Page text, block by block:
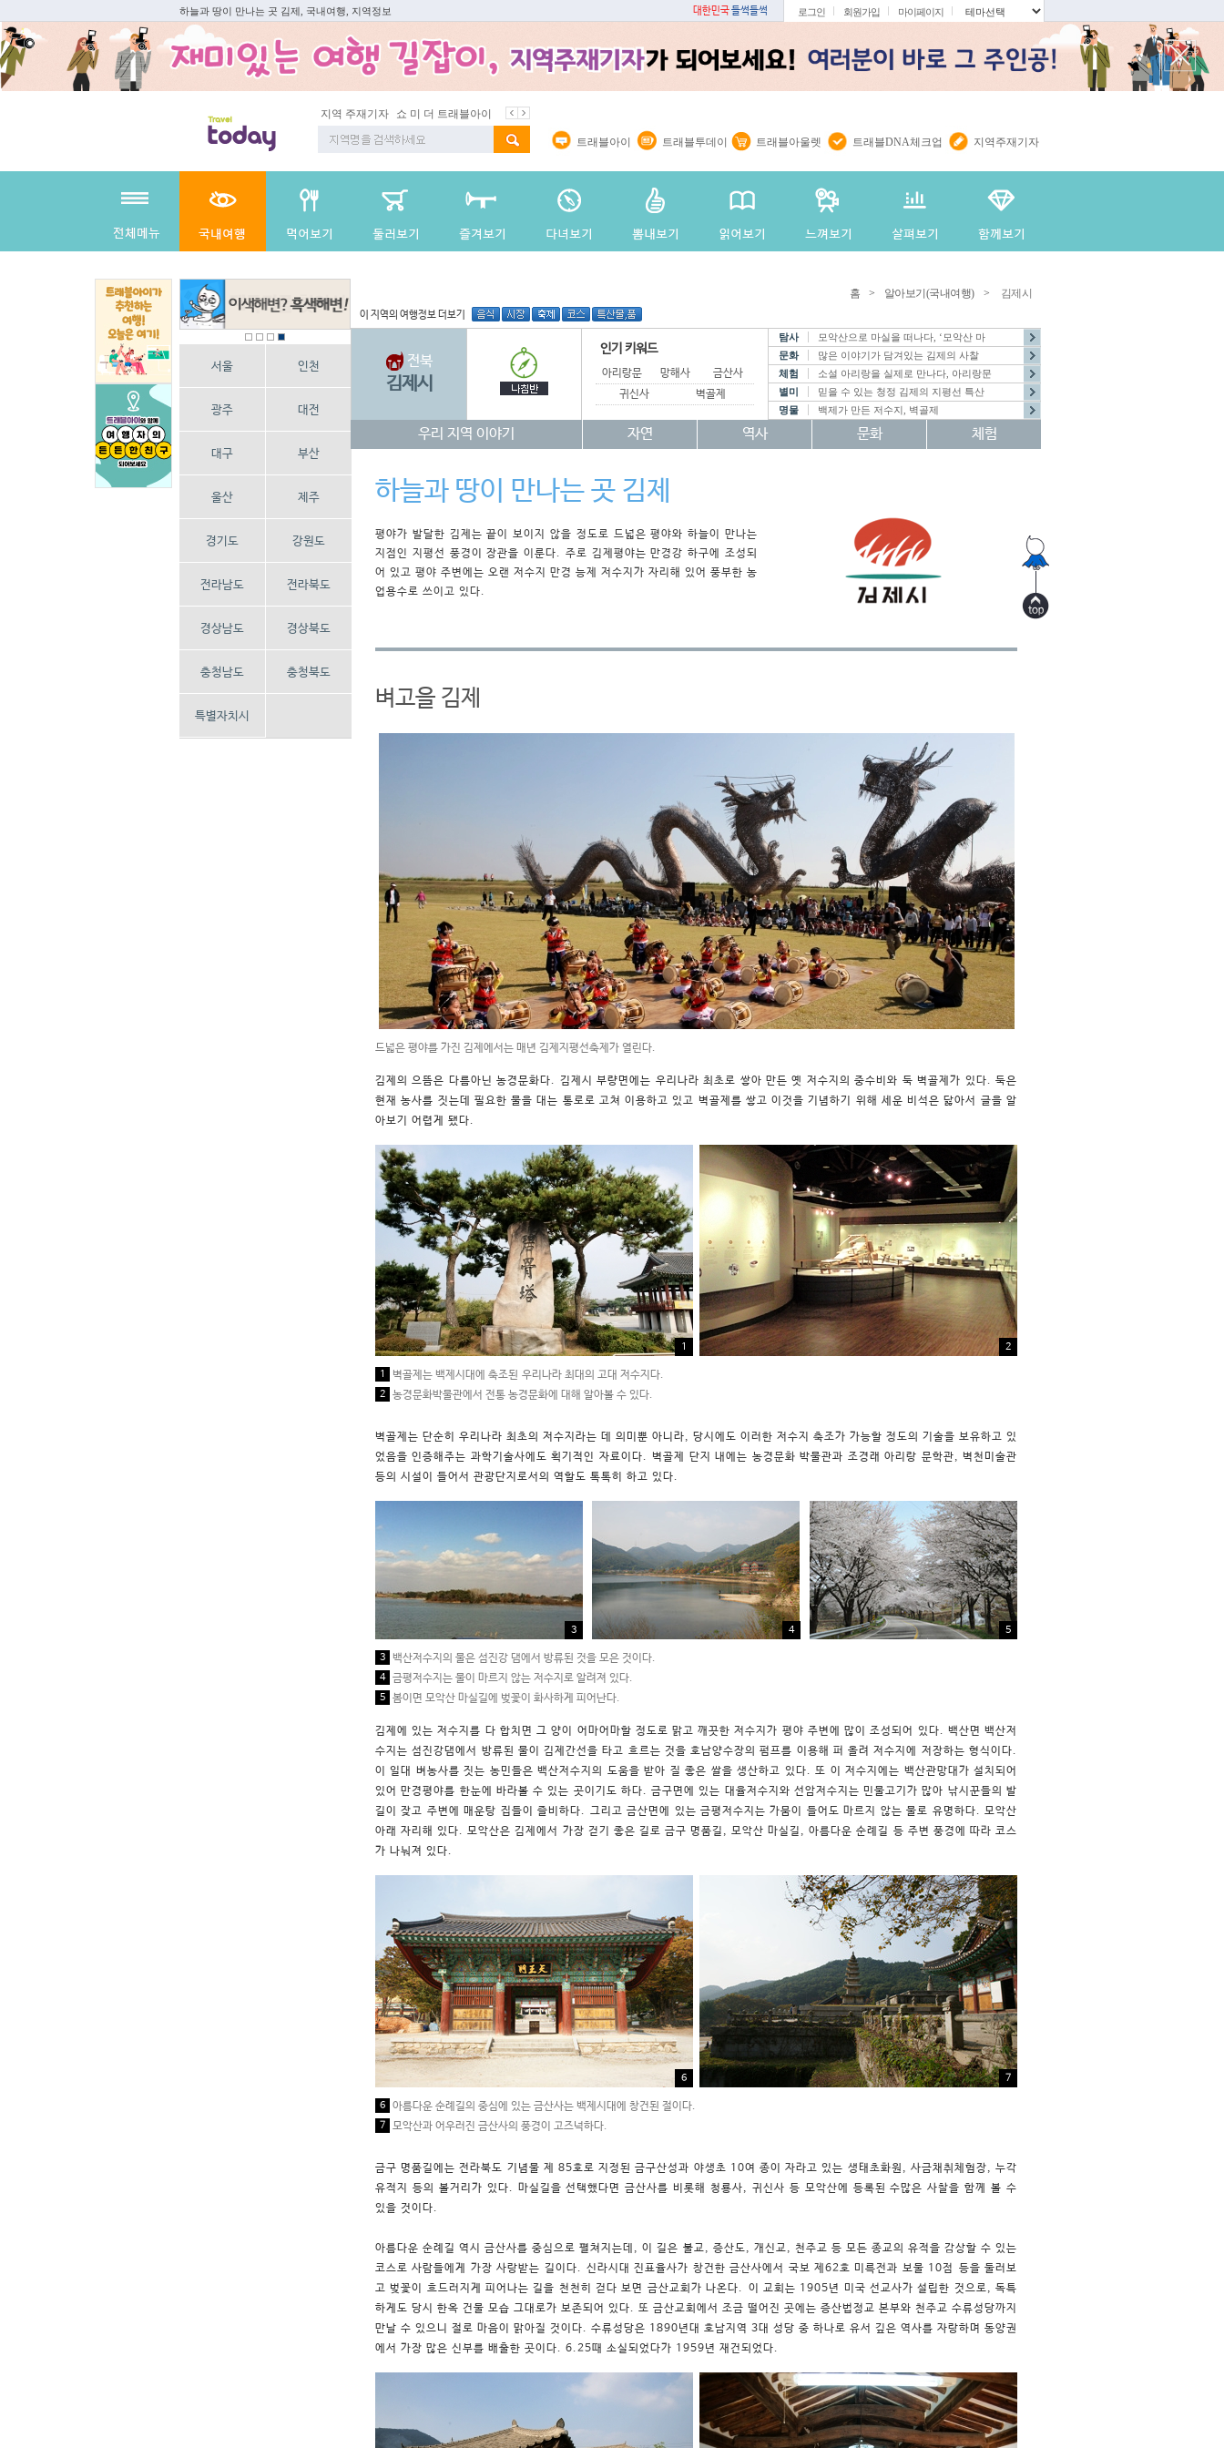
하늘과 땅이 만나는 곳 김제, 국내여행, 지역정보 대한민국들썩들썩 로그인 회원가입 마이페이지
봄꽃 벚꽃명소 봄철 별미
쇼 미 더 트래블아이
트래블아이 트래블투데이 트래블아울렛 트래블DNA체크업 지역주재기자
서울 인천
광주 대전
대구 부산
울산 제주
경기도 강원도
전라남도 전라북도
경상남도 경상북도
충청남도 충청북도
특별자치시
홈 > 알아보기(국내여행) > 김제시
이 지역의 여행정보 더보기
전북
김제시
인기 키워드
아리랑문학관망해사
금산사
귀신사
벽골제
탐사
모악산으로 마실을 떠나다, ‘모악산 마
문화
많은 이야기가 담겨있는 김제의 사찰
체험
소설 아리랑을 실제로 만나다, 아리랑문
별미
믿을 수 있는 청정 김제의 지평선 특산
명물
백제가 만든 저수지, 벽골제
우리 지역 이야기 자연 역사 문화 체험
하늘과 땅이 만나는 곳 김제
평야가 발달한 김제는 끝이 보이지 않을 정도로 드넓은 평야와 하늘이 만나는
지점인 지평선 풍경이 장관을 이룬다. 주로 김제평야는 만경강 하구에 조성되
어 있고 평야 주변에는 오랜 저수지 만경 능제 저수지가 자리해 있어 풍부한 농
업용수로 쓰이고 있다.
벼고을 김제
드넓은 평야를 가진 김제에서는 매년 김제지평선축제가 열린다.
김제의 으뜸은 다름아닌 농경문화다. 김제시 부량면에는 우리나라 최초로 쌓아 만든 옛 저수지의 중수비와 둑 벽골제가 있다. 둑은
현재 농사를 짓는데 필요한 물을 대는 통로로 고쳐 이용하고 있고 벽골제를 쌓고 이것을 기념하기 위해 세운 비석은 닳아서 글을 알
아보기 어렵게 됐다.
1 2
1 벽골제는 백제시대에 축조된 우리나라 최대의 고대 저수지다.
2 농경문화박물관에서 전통 농경문화에 대해 알아볼 수 있다.
벽골제는 단순히 우리나라 최초의 저수지라는 데 의미뿐 아니라, 당시에도 이러한 저수지 축조가 가능할 정도의 기술을 보유하고 있
었음을 인증해주는 과학기술사에도 획기적인 자료이다. 벽골제 단지 내에는 농경문화 박물관과 조경래 아리랑 문학관, 벽천미술관
등의 시설이 들어서 관광단지로서의 역할도 톡톡히 하고 있다.
3 4 5
3 백산저수지의 물은 섬진강 댐에서 방류된 것을 모은 것이다.
4 금평저수지는 물이 마르지 않는 저수지로 알려져 있다.
5 봄이면 모악산 마실길에 벚꽃이 화사하게 피어난다.
김제에 있는 저수지를 다 합치면 그 양이 어마어마할 정도로 맑고 깨끗한 저수지가 평야 주변에 많이 조성되어 있다. 백산면 백산저
수지는 섬진강댐에서 방류된 물이 김제간선을 타고 흐르는 것을 호남양수장의 펌프를 이용해 퍼 올려 저수지에 저장하는 형식이다.
이 일대 벼농사를 짓는 농민들은 백산저수지의 도움을 받아 질 좋은 쌀을 생산하고 있다. 또 이 저수지에는 백산관망대가 설치되어
있어 만경평야를 한눈에 바라볼 수 있는 곳이기도 하다. 금구면에 있는 대율저수지와 선암저수지는 민물고기가 많아 낚시꾼들의 발
길이 잦고 주변에 매운탕 집들이 즐비하다. 그리고 금산면에 있는 금평저수지는 가뭄이 들어도 마르지 않는 물로 유명하다. 모악산
아래 자리해 있다. 모악산은 김제에서 가장 걷기 좋은 길로 금구 명품길, 모악산 마실길, 아름다운 순례길 등 주변 풍경에 따라 코스
가 나눠져 있다.
6 7
6 아름다운 순례길의 중심에 있는 금산사는 백제시대에 창건된 절이다.
7 모악산과 어우러진 금산사의 풍경이 고즈넉하다.
금구 명품길에는 전라북도 기념물 제 85호로 지정된 금구산성과 야생초 10여 종이 자라고 있는 생태초화원, 사금채취체험장, 누각
유적지 등의 볼거리가 있다. 마실길을 선택했다면 금산사를 비롯해 청룡사, 귀신사 등 모악산에 등록된 수많은 사찰을 함께 볼 수
있을 것이다.
아름다운 순례길 역시 금산사를 중심으로 펼쳐지는데, 이 길은 불교, 증산도, 개신교, 천주교 등 모든 종교의 유적을 감상할 수 있는
코스로 사람들에게 가장 사랑받는 길이다. 신라시대 진표율사가 창건한 금산사에서 국보 제62호 미륵전과 보물 10점 등을 둘러보
고 벚꽃이 흐드러지게 피어나는 길을 천천히 걷다 보면 금산교회가 나온다. 이 교회는 1905년 미국 선교사가 설립한 것으로, 독특
하게도 당시 한옥 건물 모습 그대로가 보존되어 있다. 또 금산교회에서 조금 떨어진 곳에는 증산법정교 본부와 천주교 수류성당까지
만날 수 있으니 절로 마음이 맑아질 것이다. 수류성당은 1890년대 호남지역 3대 성당 중 하나로 유서 깊은 역사를 자랑하며 동양권
에서 가장 많은 신부를 배출한 곳이다. 6.25때 소실되었다가 1959년 재건되었다.